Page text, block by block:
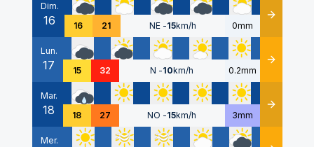
Dim.
16 16 21 NE -15km/h 0mm Détails
Lun.
17 15 32 N -10km/h 0.2mm Détails
Mar.
18 18 27 NO -15km/h 3mm Détails
Mer.